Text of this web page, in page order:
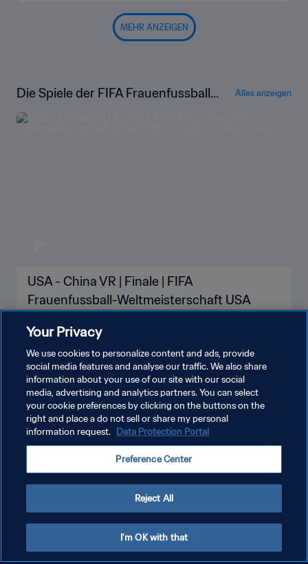
MEHR ANZEIGEN
Die Spiele der FIFA Frauenfussball-
Weltmeisterschaft USA 1999™ in vol
ler Länge
Alles anzeigen
USA - China VR | Finale | FIFA
Frauenfussball-Weltmeisterschaft USA
DATENSCHUTZ
NUTZUNGSBEDINGUNGEN
COOKIE-EINSTELLUNGEN VERWALTEN
Your Privacy
We use cookies to personalize content and ads, provide
social media features and analyse our traffic. We also share
information about your use of our site with our social
media, advertising and analytics partners. You can select
your cookie preferences by clicking on the buttons on the
right and place a do not sell or share my personal
information request. Data Protection Portal
Preference Center
Reject All
I'm OK with that